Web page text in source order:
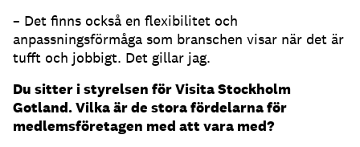
– Det finns också en flexibilitet och
anpassningsförmåga som branschen visar när det är
tufft och jobbigt. Det gillar jag.
Du sitter i styrelsen för Visita Stockholm
Gotland. Vilka är de stora fördelarna för
medlemsföretagen med att vara med?